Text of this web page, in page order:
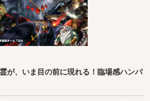
が、いま目の前に現れる！臨場感ハンパ